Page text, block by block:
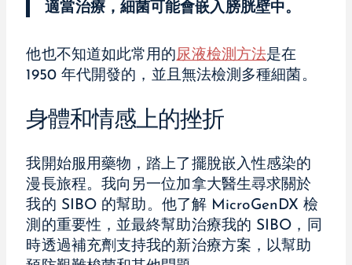
適當治療，細菌可能會嵌入膀胱壁中。
他也不知道如此常用的 尿液檢測方法是在
1950 年代開發的，並且無法檢測多種細菌。
身體和情感上的挫折
我開始服用藥物，踏上了擺脫嵌入性感染的
漫長旅程。我向另一位加拿大醫生尋求關於
我的 SIBO 的幫助。他了解 MicroGenDX 檢
測的重要性，並最終幫助治療我的 SIBO，同
時透過補充劑支持我的新治療方案，以幫助